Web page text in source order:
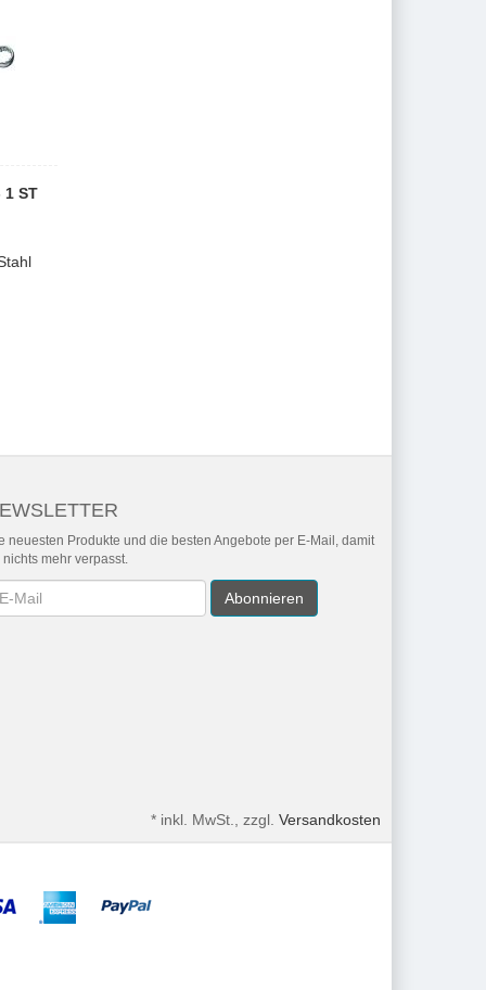
1 ST
neuesten Produkte und die besten Angebote per E-Mail, damit
nichts mehr verpasst.
Abonnieren
* inkl. MwSt., zzgl. Versandkosten